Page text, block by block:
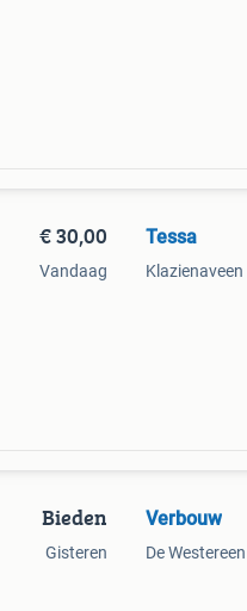
€ 30,00
Vandaag
Tessa
Klazienaveen
Bieden
Gisteren
Verbouw
De Westereen